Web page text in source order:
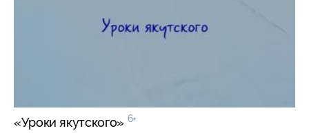
«Уроки якутского» 6+